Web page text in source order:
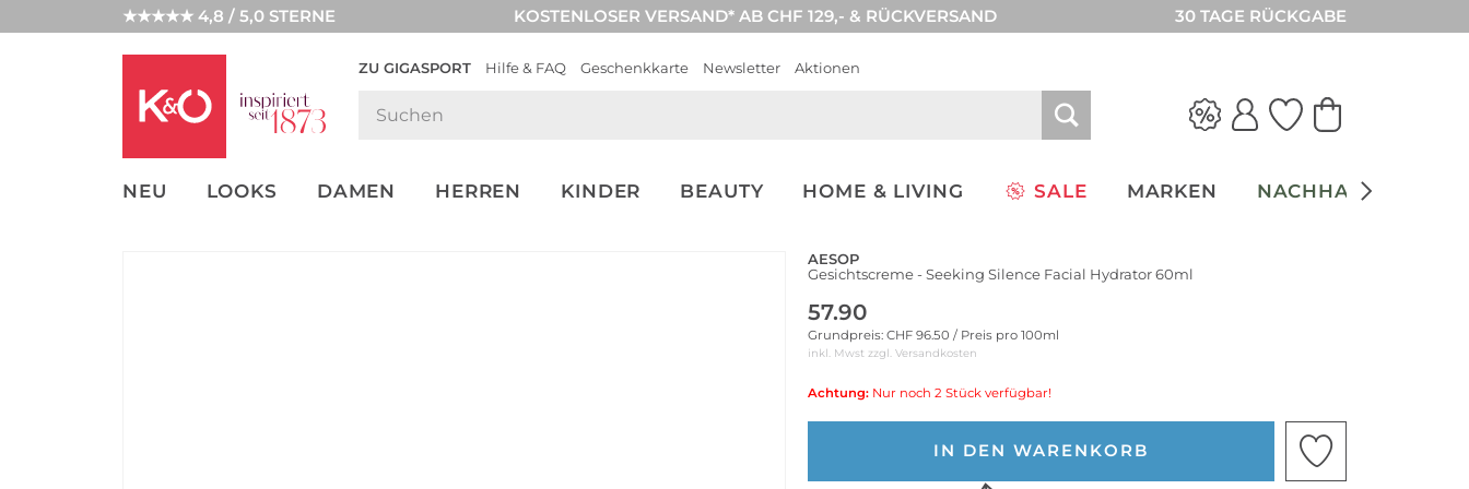
★★★★★ 4,8 / 5,0 STERNE KOSTENLOSER VERSAND* AB CHF 129,- & RÜCKVERSAND 30 TAGE RÜCKGABE
ZU GIGASPORT Hilfe & FAQ Geschenkkarte Newsletter Aktionen
NEU LOOKS DAMEN HERREN KINDER BEAUTY HOME & LIVING SALE MARKEN NACHHALTIGKEIT
NEW IN
WEDDING
AESOP
Gesichtscreme - Seeking Silence Facial Hydrator 60ml
57.90
Grundpreis: CHF 96.50 / Preis pro 100ml
inkl. Mwst zzgl. Versandkosten
Achtung: Nur noch 2 Stück verfügbar!
IN DEN WARENKORB